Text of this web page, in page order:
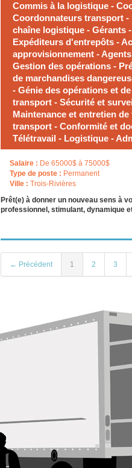
Commis à la logistique -
Coordonnateurs transport -
chaîne logistique - Gérants
Expéditeurs d'entrepôts -
approvisionnement -
Gestion des opérations -
de marchandises
- Génie des opérations et
transport - Sécurité et
Maintenance et entretien
transport - Conformité et
Télétravail - Logistique -
Salaire : De 65000$ à 75000$
Type de poste : Permanent
Ville : Trois-Rivières
Prêt(e) à donner un nouveau sens à
professionnel, stimulant, dynamique
← Précédent 1 2 3